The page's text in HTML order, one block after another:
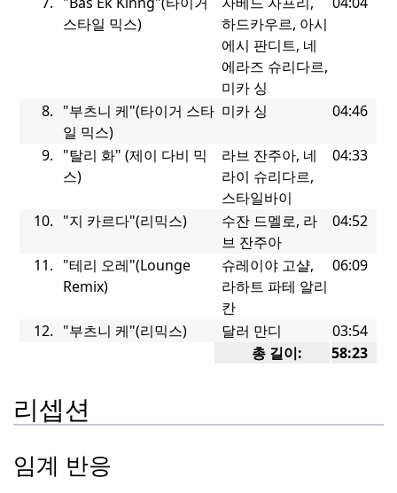
스타일 믹스)
하드카우르, 아시
에시 판디트, 네
에라즈 슈리다르,
미카 싱
8. "부츠니 케"(타이거 스타
일 믹스)
미카 싱 04:46
9. "탈리 화"(제이 다비 믹
스)
라브 잔주아, 네
라이 슈리다르,
스타일바이
04:33
10. "지 카르다"(리믹스)
수잔 드멜로, 라
브 잔주아
04:52
11. "테리 오레"(Lounge
Remix)
슈레이야 고샬,
라하트 파테 알리
칸
06:09
12. "부츠니 케"(리믹스) 달러 만디
03:54
총 길이:
58:23
리셉션
임계 반응